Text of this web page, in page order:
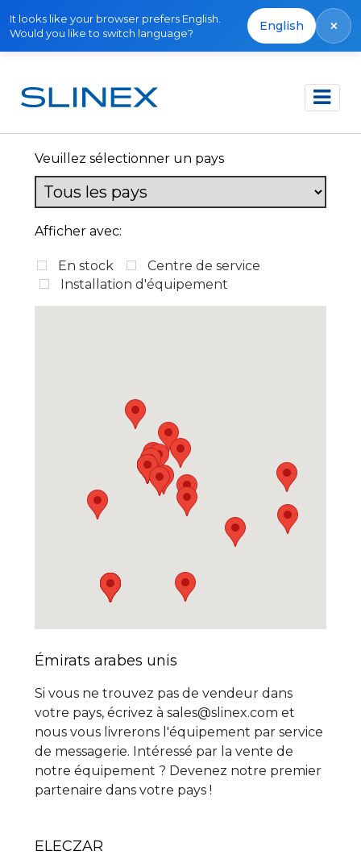
It looks like your browser prefers English.
Would you like to switch language?
English ×
Accueil Où acheter
Veuillez sélectionner un pays
Afficher avec:
En stock
Centre de service
Installation d'équipement
Émirats arabes unis
Si vous ne trouvez pas de vendeur dans
votre pays, écrivez à sales@slinex.com et
nous vous livrerons l'équipement par service
de messagerie. Intéressé par la vente de
notre équipement ? Devenez notre premier
partenaire dans votre pays !
ELECZAR